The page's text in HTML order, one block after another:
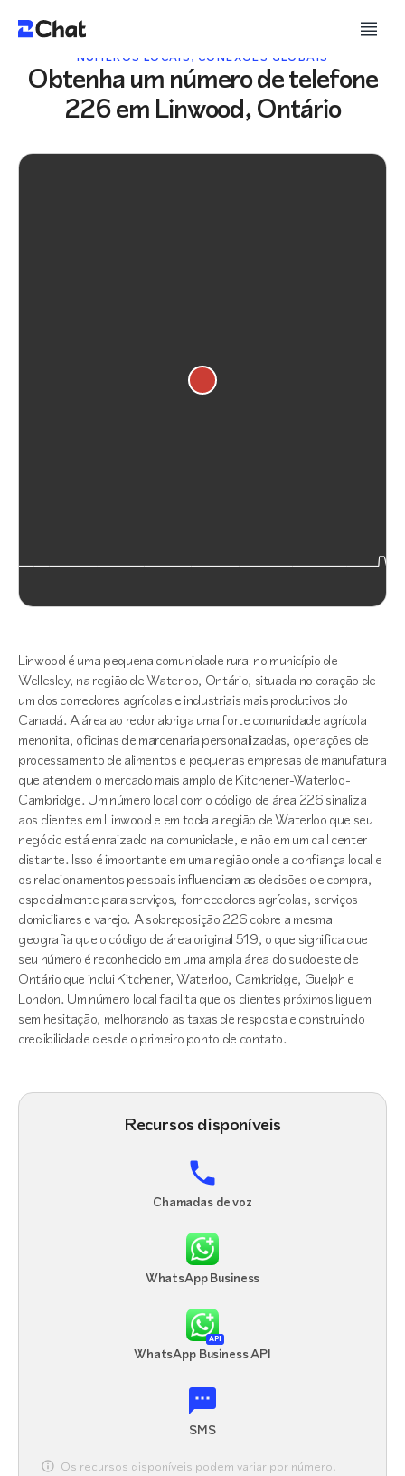
NÚMEROS LOCAIS, CONEXÕES GLOBAIS
Obtenha um número de telefone
226 em Linwood, Ontário
Linwood é uma pequena comunidade rural no município de
Wellesley, na região de Waterloo, Ontário, situada no coração de
um dos corredores agrícolas e industriais mais produtivos do
Canadá. A área ao redor abriga uma forte comunidade agrícola
menonita, oficinas de marcenaria personalizadas, operações de
processamento de alimentos e pequenas empresas de manufatura
que atendem o mercado mais amplo de Kitchener-Waterloo-
Cambridge. Um número local com o código de área 226 sinaliza
aos clientes em Linwood e em toda a região de Waterloo que seu
negócio está enraizado na comunidade, e não em um call center
distante. Isso é importante em uma região onde a confiança local e
os relacionamentos pessoais influenciam as decisões de compra,
especialmente para serviços, fornecedores agrícolas, serviços
domiciliares e varejo. A sobreposição 226 cobre a mesma
geografia que o código de área original 519, o que significa que
seu número é reconhecido em uma ampla área do sudoeste de
Ontário que inclui Kitchener, Waterloo, Cambridge, Guelph e
London. Um número local facilita que os clientes próximos liguem
sem hesitação, melhorando as taxas de resposta e construindo
credibilidade desde o primeiro ponto de contato.
Recursos disponíveis
Chamadas de voz
WhatsApp Business
API
WhatsApp Business API
SMS
Os recursos disponíveis podem variar por número.